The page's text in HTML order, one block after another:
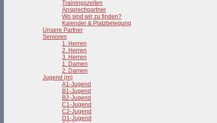
Trainingszeiten
Ansprechpartner
Wo sind wir zu finden?
Kalender & Platzbelegung
Unsere Partner
Senioren
1. Herren
2. Herren
3. Herren
1. Damen
2. Damen
Jugend (m)
A1-Jugend
B1-Jugend
B2-Jugend
C1-Jugend
C2-Jugend
D1-Jugend